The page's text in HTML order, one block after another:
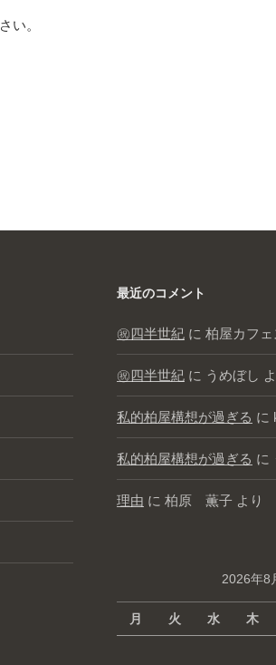
い。
最近のコメント
㊗️四半世紀 に 柏屋カフ
㊗️四半世紀 に うめぼし
私的柏屋構想が過ぎる に
私的柏屋構想が過ぎる に
理由 に 柏原 薫子 より
2026年8
月 火 水 木